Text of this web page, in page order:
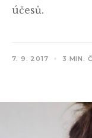
účesů.
7. 9. 2017 3 MIN.